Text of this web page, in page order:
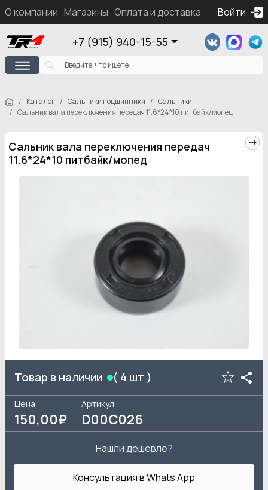
О компании Магазины Оплата и доставка Контакты
Войти
+7 (915) 940-15-55
Каталог Сальники подшипники
Сальники
Сальник вала переключения передач 11.6*24*10 питбайк/мопед
Сальник вала переключения передач
11.6*24*10 питбайк/мопед
Товар в наличии ( 4 шт )
Цена
150,00₽
Артикул
D00C026
Нашли дешевле?
Консультация в Whats App